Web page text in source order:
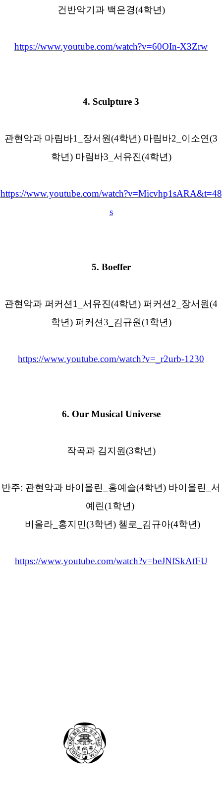
건반악기과 백은경(4학년)
https://www.youtube.com/watch?v=60OIn-X3Zrw
4. Sculpture 3
관현악과 마림바1_ 장서원(4학년) 마림바2_ 이소연(3
학년) 마림바3_ 서유진(4학년)
https://www.youtube.com/watch?v=Micvhp1sARA&t=48
s
5. Boeffer
관현악과 퍼커션 1_ 서유진(4학년) 퍼커션 2_ 장서원(4
학년) 퍼커션 3_ 김규원(1 학년)
https://www.youtube.com/watch?v=_r2urb-1230
6. Our Musical Universe
작곡과 김지원(3학년)
반주: 관현악과 바이올린 홍예슬(4학년) 바이올린
서
예린(1 학년)
비올라_ 홍지민(3학년) 첼로 김규아(4학년)
https://www.youtube.com/watch?v=beJNfSkAfFU